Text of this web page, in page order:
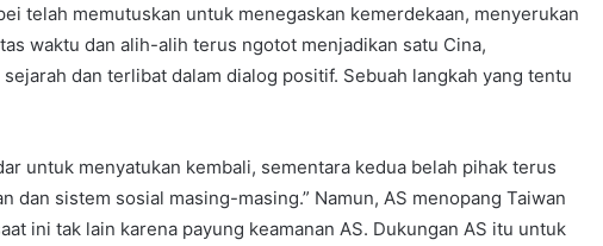
telah memutuskan untuk menegaskan kemerdekaan, menyerukan
waktu dan alih-alih terus ngotot menjadikan satu Cina,
dan terlibat dalam dialog positif. Sebuah langkah yang tentu
untuk menyatukan kembali, sementara kedua belah pihak terus
dan sistem sosial masing-masing.” Namun, AS menopang Taiwan
ini tak lain karena payung keamanan AS. Dukungan AS itu untuk